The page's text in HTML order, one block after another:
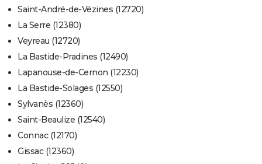
Saint-André-de-Vézines (12720)
La Serre (12380)
Veyreau (12720)
La Bastide-Pradines (12490)
Lapanouse-de-Cernon (12230)
La Bastide-Solages (12550)
Sylvanès (12360)
Saint-Beaulize (12540)
Connac (12170)
Gissac (12360)